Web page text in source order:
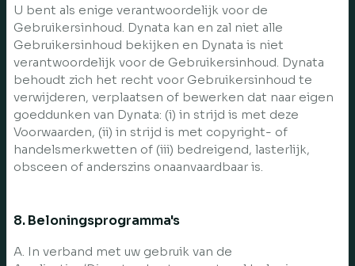
U bent als enige verantwoordelijk voor de
Gebruikersinhoud. Dynata kan en zal niet alle
Gebruikersinhoud bekijken en Dynata is niet
verantwoordelijk voor de Gebruikersinhoud. Dynata
behoudt zich het recht voor Gebruikersinhoud te
verwijderen, verplaatsen of bewerken dat naar eigen
goeddunken van Dynata: (i) in strijd is met deze
Voorwaarden, (ii) in strijd is met copyright- of
handelsmerkwetten of (iii) bedreigend, lasterlijk,
obsceen of anderszins onaanvaardbaar is.
8. Beloningsprogramma's
A. In verband met uw gebruik van de